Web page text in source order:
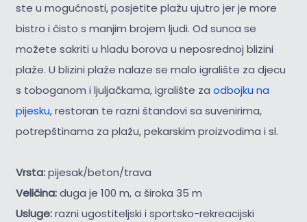
ste u mogućnosti, posjetite plažu ujutro jer je more
bistro i čisto s manjim brojem ljudi. Od sunca se
možete sakriti u hladu borova u neposrednoj blizini
plaže. U blizini plaže nalaze se malo igralište za djecu
s toboganom i ljuljačkama, igralište za odbojku na
pijesku, restoran te razni štandovi sa suvenirima,
potrepštinama za plažu, pekarskim proizvodima i sl.
Vrsta:pijesak/beton/trava
Veličina:duga je 100 m, a široka 35 m
Usluge:razni ugostiteljski i sportsko-rekreacijski